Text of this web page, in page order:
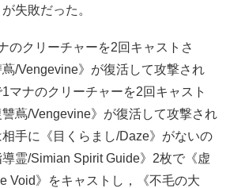
失敗だった。
のクリーチャーを2回キャストさ
/Vengevine》が復活して攻撃され
マナのクリーチャーを2回キャスト
蔦/Vengevine》が復活して攻撃され
手に《目くらまし/Daze》がないの
霊/Simian Spirit Guide》2枚で《虚
Void》をキャストし，《不毛の大